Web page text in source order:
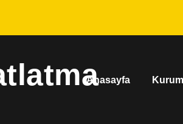
Anasayfa